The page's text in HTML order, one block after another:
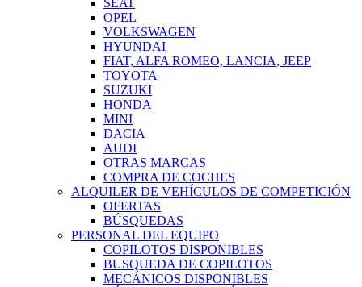
SEAT
OPEL
VOLKSWAGEN
HYUNDAI
FIAT, ALFA ROMEO, LANCIA, JEEP
TOYOTA
SUZUKI
HONDA
MINI
DACIA
AUDI
OTRAS MARCAS
COMPRA DE COCHES
ALQUILER DE VEHÍCULOS DE COMPETICIÓN
OFERTAS
BÚSQUEDAS
PERSONAL DEL EQUIPO
COPILOTOS DISPONIBLES
BUSQUEDA DE COPILOTOS
MECÁNICOS DISPONIBLES